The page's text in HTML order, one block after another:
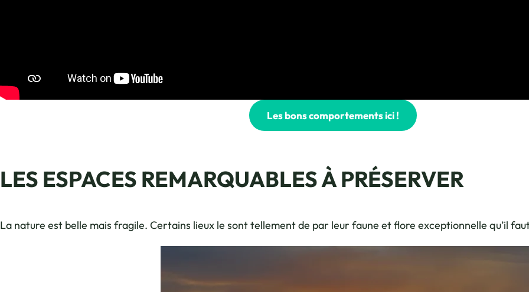
Les bons comportements ici !
LES ESPACES REMARQUABLES À PRÉSERVER
La nature est belle mais fragile. Certains lieux le sont tellement de par leur faune et flore exceptionnelle qu’il